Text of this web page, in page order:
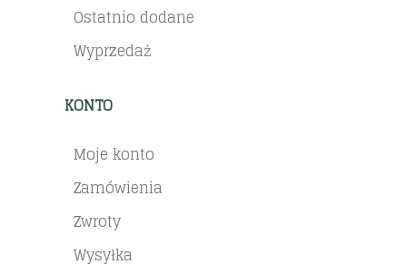
Ostatnio dodane
Wyprzedaż
KONTO
Moje konto
Zamówienia
Zwroty
Wysyłka